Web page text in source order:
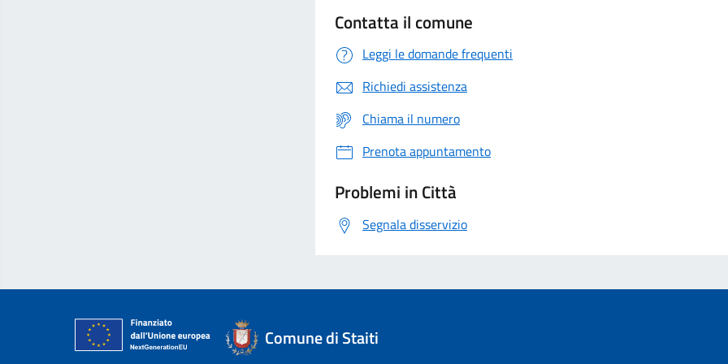
Contatta il comune
Leggi le domande frequenti
Richiedi assistenza
Chiama il numero
Prenota appuntamento
Problemi in Città
Segnala disservizio
Comune di Staiti